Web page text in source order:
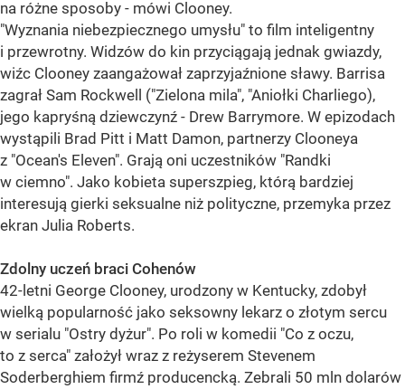
na różne sposoby - mówi Clooney.
"Wyznania niebezpiecznego umysłu" to film inteligentny
i przewrotny. Widzów do kin przyciągają jednak gwiazdy,
wiźc Clooney zaangażował zaprzyjaźnione sławy. Barrisa
zagrał Sam Rockwell ("Zielona mila", "Aniołki Charliego),
jego kapryśną dziewczynź - Drew Barrymore. W epizodach
wystąpili Brad Pitt i Matt Damon, partnerzy Clooneya
z "Ocean's Eleven". Grają oni uczestników "Randki
w ciemno". Jako kobieta superszpieg, którą bardziej
interesują gierki seksualne niż polityczne, przemyka przez
ekran Julia Roberts.
Zdolny uczeń braci Cohenów
42-letni George Clooney, urodzony w Kentucky, zdobył
wielką popularność jako seksowny lekarz o złotym sercu
w serialu "Ostry dyżur". Po roli w komedii "Co z oczu,
to z serca" założył wraz z reżyserem Stevenem
Soderberghiem firmź producencką. Zebrali 50 mln dolarów